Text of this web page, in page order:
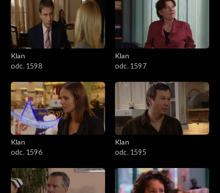
4201–4300
4101–4200
3901–4000
3801–3900
3701–3800
3601–3700
Klan
odc. 1598
Klan
odc. 1597
Klan
odc. 1596
Klan
odc. 1595